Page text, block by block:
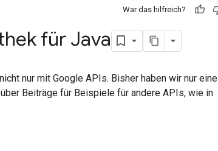
War das hilfreich?
für Java
nur mit Google APIs. Bisher haben wir nur eine
Beiträge für Beispiele für andere APIs, wie in